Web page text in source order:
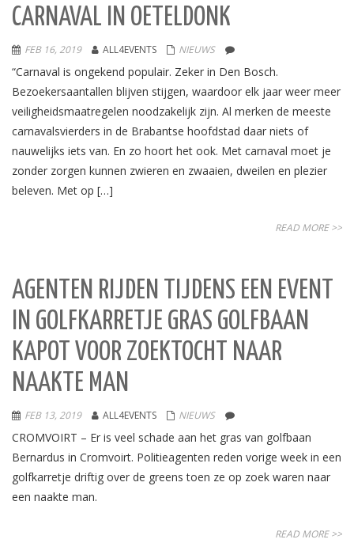
CARNAVAL IN OETELDONK
FEB 16, 2019 ALL4EVENTS NIEUWS
“Carnaval is ongekend populair. Zeker in Den Bosch.
Bezoekersaantallen blijven stijgen, waardoor elk jaar weer meer
veiligheidsmaatregelen noodzakelijk zijn. Al merken de meeste
carnavalsvierders in de Brabantse hoofdstad daar niets of
nauwelijks iets van. En zo hoort het ook. Met carnaval moet je
zonder zorgen kunnen zwieren en zwaaien, dweilen en plezier
beleven. Met op […]
READ MORE >>
AGENTEN RIJDEN TIJDENS EEN EVENT
IN GOLFKARRETJE GRAS GOLFBAAN
KAPOT VOOR ZOEKTOCHT NAAR
NAAKTE MAN
FEB 13, 2019 ALL4EVENTS NIEUWS
CROMVOIRT – Er is veel schade aan het gras van golfbaan
Bernardus in Cromvoirt. Politieagenten reden vorige week in een
golfkarretje driftig over de greens toen ze op zoek waren naar
een naakte man.
READ MORE >>